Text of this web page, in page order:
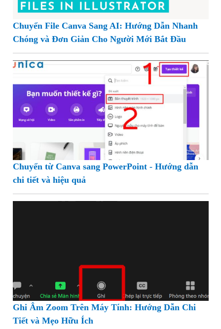
Chuyển File Canva Sang AI: Hướng Dẫn Nhanh
Chóng và Đơn Giản Cho Người Mới Bắt Đầu
Chuyển từ Canva sang PowerPoint - Hướng dẫn
chi tiết và hiệu quả
Ghi Âm Zoom Trên Máy Tính: Hướng Dẫn Chi
Tiết và Mẹo Hữu Ích